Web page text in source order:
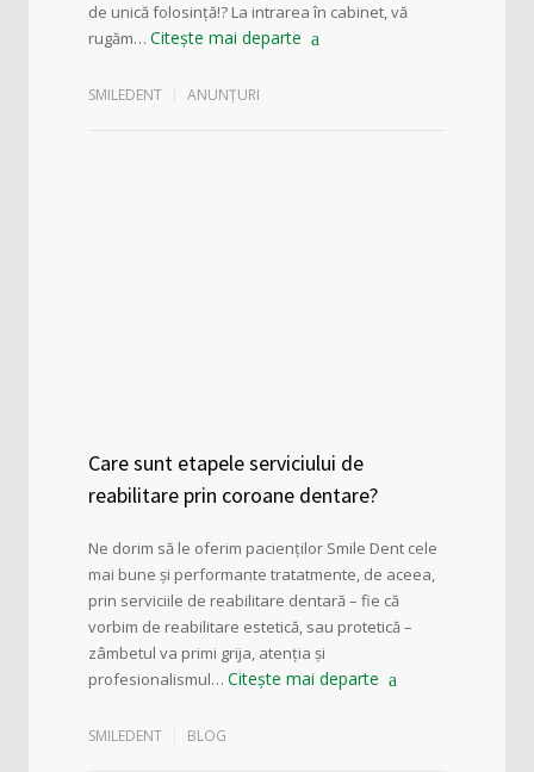
de unică folosință!? La intrarea în cabinet, vă
rugăm… Citește mai departe
SMILEDENT ANUNȚURI
Care sunt etapele serviciului de
reabilitare prin coroane dentare?
Ne dorim să le oferim pacienților Smile Dent cele
mai bune și performante tratatmente, de aceea,
prin serviciile de reabilitare dentară – fie că
vorbim de reabilitare estetică, sau protetică –
zâmbetul va primi grija, atenția și
profesionalismul… Citește mai departe
SMILEDENT BLOG